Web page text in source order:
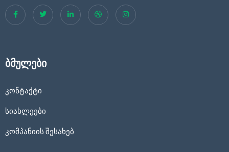
ბმულები
კონტაქტი
სიახლეები
კომპანიის შესახებ